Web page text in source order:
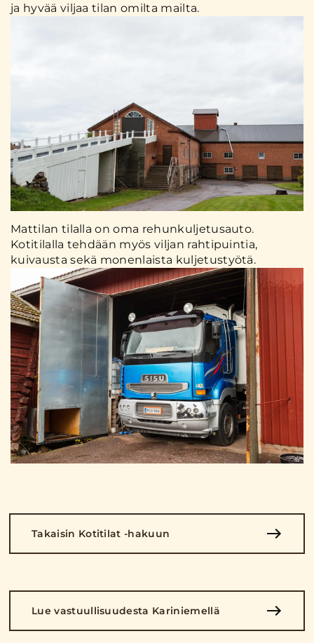
ja hyvää viljaa tilan omilta mailta.
Mattilan tilalla on oma rehunkuljetusauto.
Kotitilalla tehdään myös viljan rahtipuintia,
kuivausta sekä monenlaista kuljetustyötä.
Takaisin Kotitilat -hakuun
Lue vastuullisuudesta Kariniemellä